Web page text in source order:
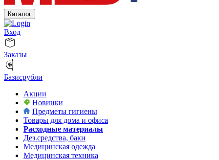
Каталог
Вход
Заказы
Базисрубли
Акции
Новинки
Предметы гигиены
Товары для дома и офиса
Расходные материалы
Дез.средства, баки
Медицинская одежда
Медицинская техника